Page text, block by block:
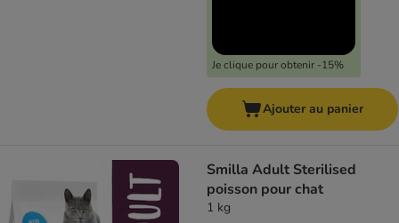
Je clique pour obtenir -15%
Ajouter au panier
Smilla Adult Sterilised
poisson pour chat
1 kg